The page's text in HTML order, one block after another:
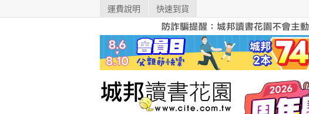
運費說明 快速到貨